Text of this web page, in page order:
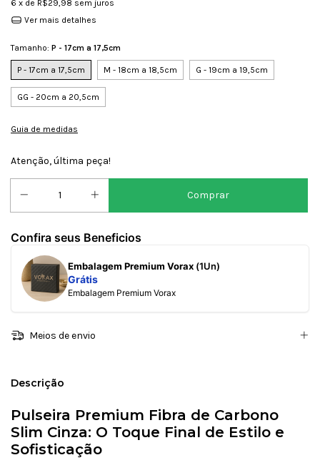
6 x de R$29,98 sem juros
Ver mais detalhes
Tamanho: P - 17cm a 17,5cm
P - 17cm a 17,5cm M - 18cm a 18,5cm G - 19cm a 19,5cm
GG - 20cm a 20,5cm
Guia de medidas
Atenção, última peça!
Confira seus Beneficios
Embalagem Premium Vorax (1Un)
Grátis
Embalagem Premium Vorax
Meios de envio
Descrição
Pulseira Premium Fibra de Carbono
Slim Cinza: O Toque Final de Estilo e
Sofisticação